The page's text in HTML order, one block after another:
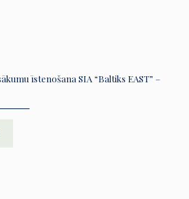
īstenošana SIA “Baltiks EAST” –